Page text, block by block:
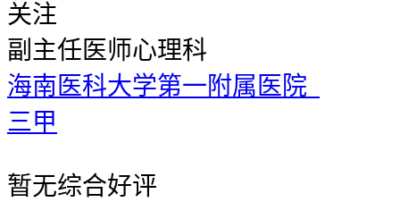
关注
副主任医师心理科
海南医科大学第一附属医院
三甲
暂无综合好评